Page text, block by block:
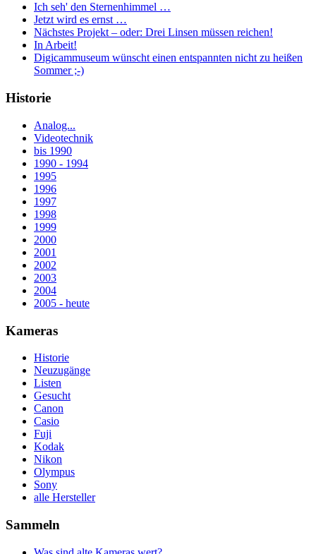
Ich seh' den Sternenhimmel …
Jetzt wird es ernst …
Nächstes Projekt – oder: Drei Linsen müssen reichen!
In Arbeit!
Digicammuseum wünscht einen entspannten nicht zu heißen
Sommer ;-)
Historie
Analog...
Videotechnik
bis 1990
1990 - 1994
1995
1996
1997
1998
1999
2000
2001
2002
2003
2004
2005 - heute
Kameras
Historie
Neuzugänge
Listen
Gesucht
Canon
Casio
Fuji
Kodak
Nikon
Olympus
Sony
alle Hersteller
Sammeln